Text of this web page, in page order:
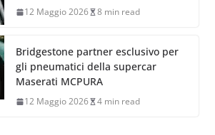
12 Maggio 2026 8 min read
Bridgestone partner esclusivo per
gli pneumatici della supercar
Maserati MCPURA
12 Maggio 2026 4 min read